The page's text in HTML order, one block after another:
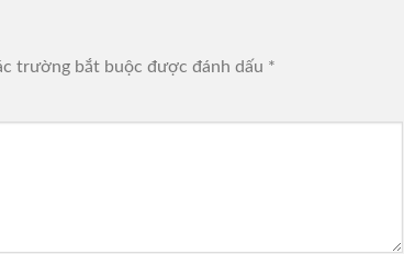
trường bắt buộc được đánh dấu *